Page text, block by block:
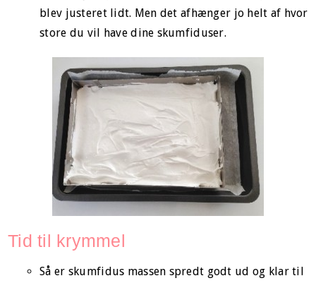
blev justeret lidt. Men det afhænger jo helt af hvor
store du vil have dine skumfiduser.
Tid til krymmel
Så er skumfidus massen spredt godt ud og klar til